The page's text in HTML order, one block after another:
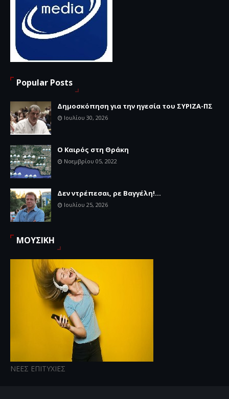
Popular Posts
Δημοσκόπηση για την ηγεσία του ΣΥΡΙΖΑ-ΠΣ
Ιουλίου 30, 2026
Ο Καιρός στη Θράκη
Νοεμβρίου 05, 2022
Δεν ντρέπεσαι, ρε Βαγγέλη!...
Ιουλίου 25, 2026
ΜΟΥΣΙΚΗ
ΝΕΕΣ ΕΠΙΤΥΧΙΕΣ